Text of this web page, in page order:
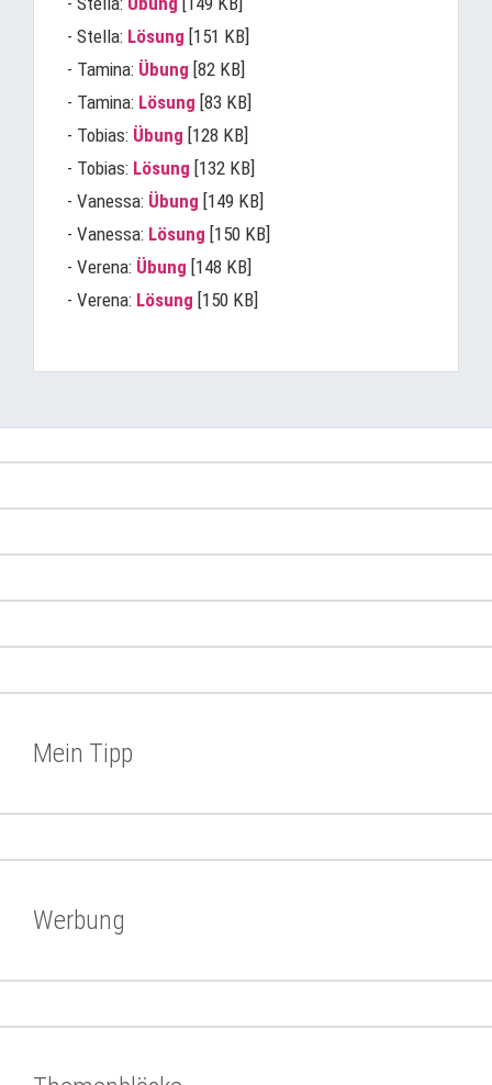
- Stella: Lösung [151 KB]
- Tamina: Übung [82 KB]
- Tamina: Lösung [83 KB]
- Tobias: Übung [128 KB]
- Tobias: Lösung [132 KB]
- Vanessa: Übung [149 KB]
- Vanessa: Lösung [150 KB]
- Verena: Übung [148 KB]
- Verena: Lösung [150 KB]
Mein Tipp
Werbung